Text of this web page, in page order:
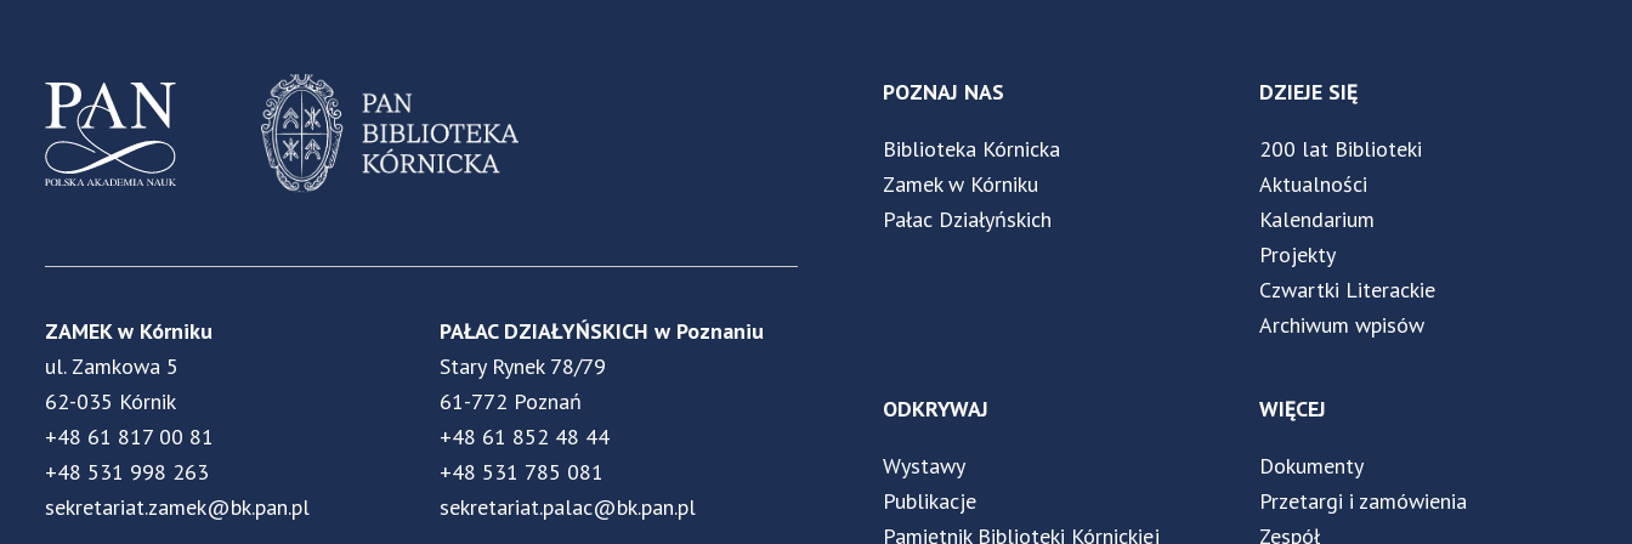
ZAMEK w Kórniku
ul. Zamkowa 5
62-035 Kórnik
+48 61 817 00 81
+48 531 998 263
sekretariat.zamek@bk.pan.pl
PAŁAC DZIAŁYŃSKICH w Poznaniu
Stary Rynek 78/79
61-772 Poznań
+48 61 852 48 44
+48 531 785 081
sekretariat.palac@bk.pan.pl
POZNAJ NAS
Biblioteka Kórnicka
Zamek w Kórniku
Pałac Działyńskich
DZIEJE SIĘ
200 lat Biblioteki
Aktualności
Kalendarium
Projekty
Czwartki Literackie
Archiwum wpisów
ODKRYWAJ
Wystawy
Publikacje
Pamiętnik Biblioteki Kórnickiej
WIĘCEJ
Dokumenty
Przetargi i zamówienia
Zespół